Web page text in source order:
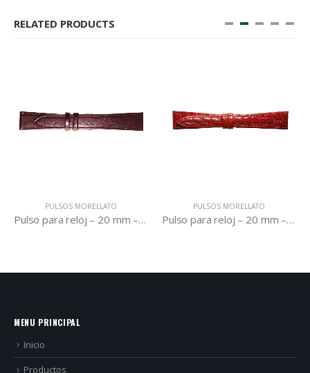
RELATED PRODUCTS
PULSOS MORELLATO
Pulso para reloj – 20 mm – A01U1564220034CR20
PULSOS MORELLATO
Pulso para reloj – 20 mm – A01U1563821041CR20
MENU PRINCIPAL
Inicio
Productos